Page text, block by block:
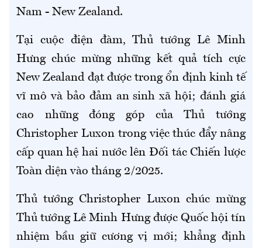
Nam - New Zealand.
Tại cuộc điện đàm, Thủ tướng Lê Minh
Hưng chúc mừng những kết quả tích cực
New Zealand đạt được trong ổn định kinh tế
vĩ mô và bảo đảm an sinh xã hội; đánh giá
cao những đóng góp của Thủ tướng
Christopher Luxon trong việc thúc đẩy nâng
cấp quan hệ hai nước lên Đối tác Chiến lược
Toàn diện vào tháng 2/2025.
Thủ tướng Christopher Luxon chúc mừng
Thủ tướng Lê Minh Hưng được Quốc hội tín
nhiệm bầu giữ cương vị mới; khẳng định